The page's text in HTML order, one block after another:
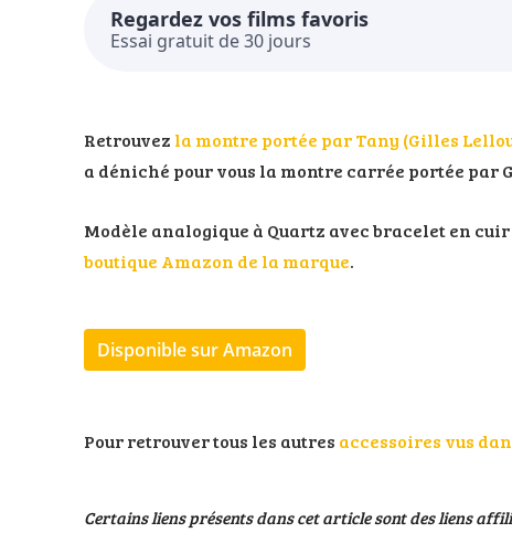
Regardez vos films favoris
Essai gratuit de 30 jours
Retrouvez la montre portée par Tany (Gilles
a déniché pour vous la montre carrée portée par
Modèle analogique à Quartz avec bracelet en
boutique Amazon de la marque.
Disponible sur Amazon
Pour retrouver tous les autres accessoires vus
Certains liens présents dans cet article sont des liens